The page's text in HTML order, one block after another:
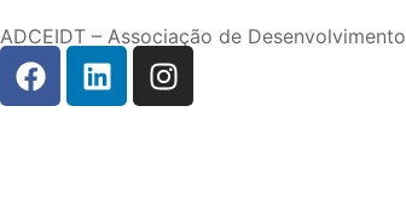
ADCEIDT – Associação de